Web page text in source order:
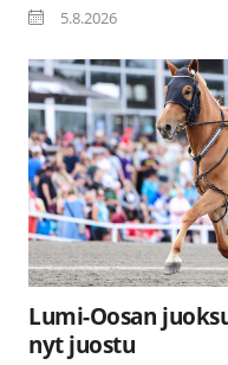
5.8.2026
Lumi-Oosan
nyt juostu